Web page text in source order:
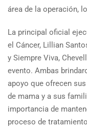
área de la operación,
La principal oficial
el Cáncer, Lillian
y Siempre Viva,
evento. Ambas
apoyo que ofrecen
de mama y a sus
importancia de
proceso de